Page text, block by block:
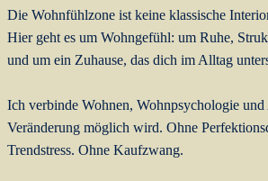
Die Wohnfühlzone ist keine klassische
Hier geht es um Wohngefühl: um Ruhe,
und um ein Zuhause, das dich im Alltag
Ich verbinde Wohnen, Wohnpsychologie und
Veränderung möglich wird. Ohne
Trendstress. Ohne Kaufzwang.